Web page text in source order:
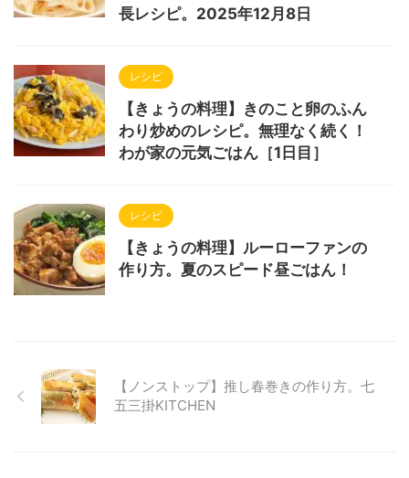
長レシピ。2025年12月8日
レシピ
【きょうの料理】きのこと卵のふん
わり炒めのレシピ。無理なく続く！
わが家の元気ごはん［1日目］
レシピ
【きょうの料理】ルーローファンの
作り方。夏のスピード昼ごはん！
【ノンストップ】推し春巻きの作り方。七
五三掛KITCHEN